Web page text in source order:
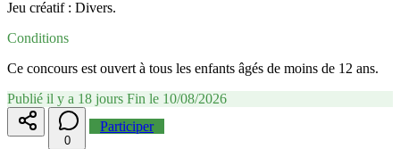
Jeu créatif : Divers.
Conditions
Ce concours est ouvert à tous les enfants âgés de moins de 12 ans.
Publié il y a 18 jours Fin le 10/08/2026
0
Participer